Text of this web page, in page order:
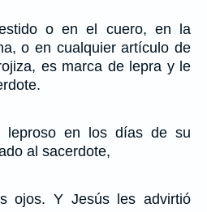
o en el cuero, en la
o en cualquier artículo de
es marca de lepra y le
en los días de su
al sacerdote,
ojos. Y Jesús les advirtió